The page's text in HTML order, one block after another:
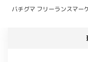
バチグマ フリーランスマー